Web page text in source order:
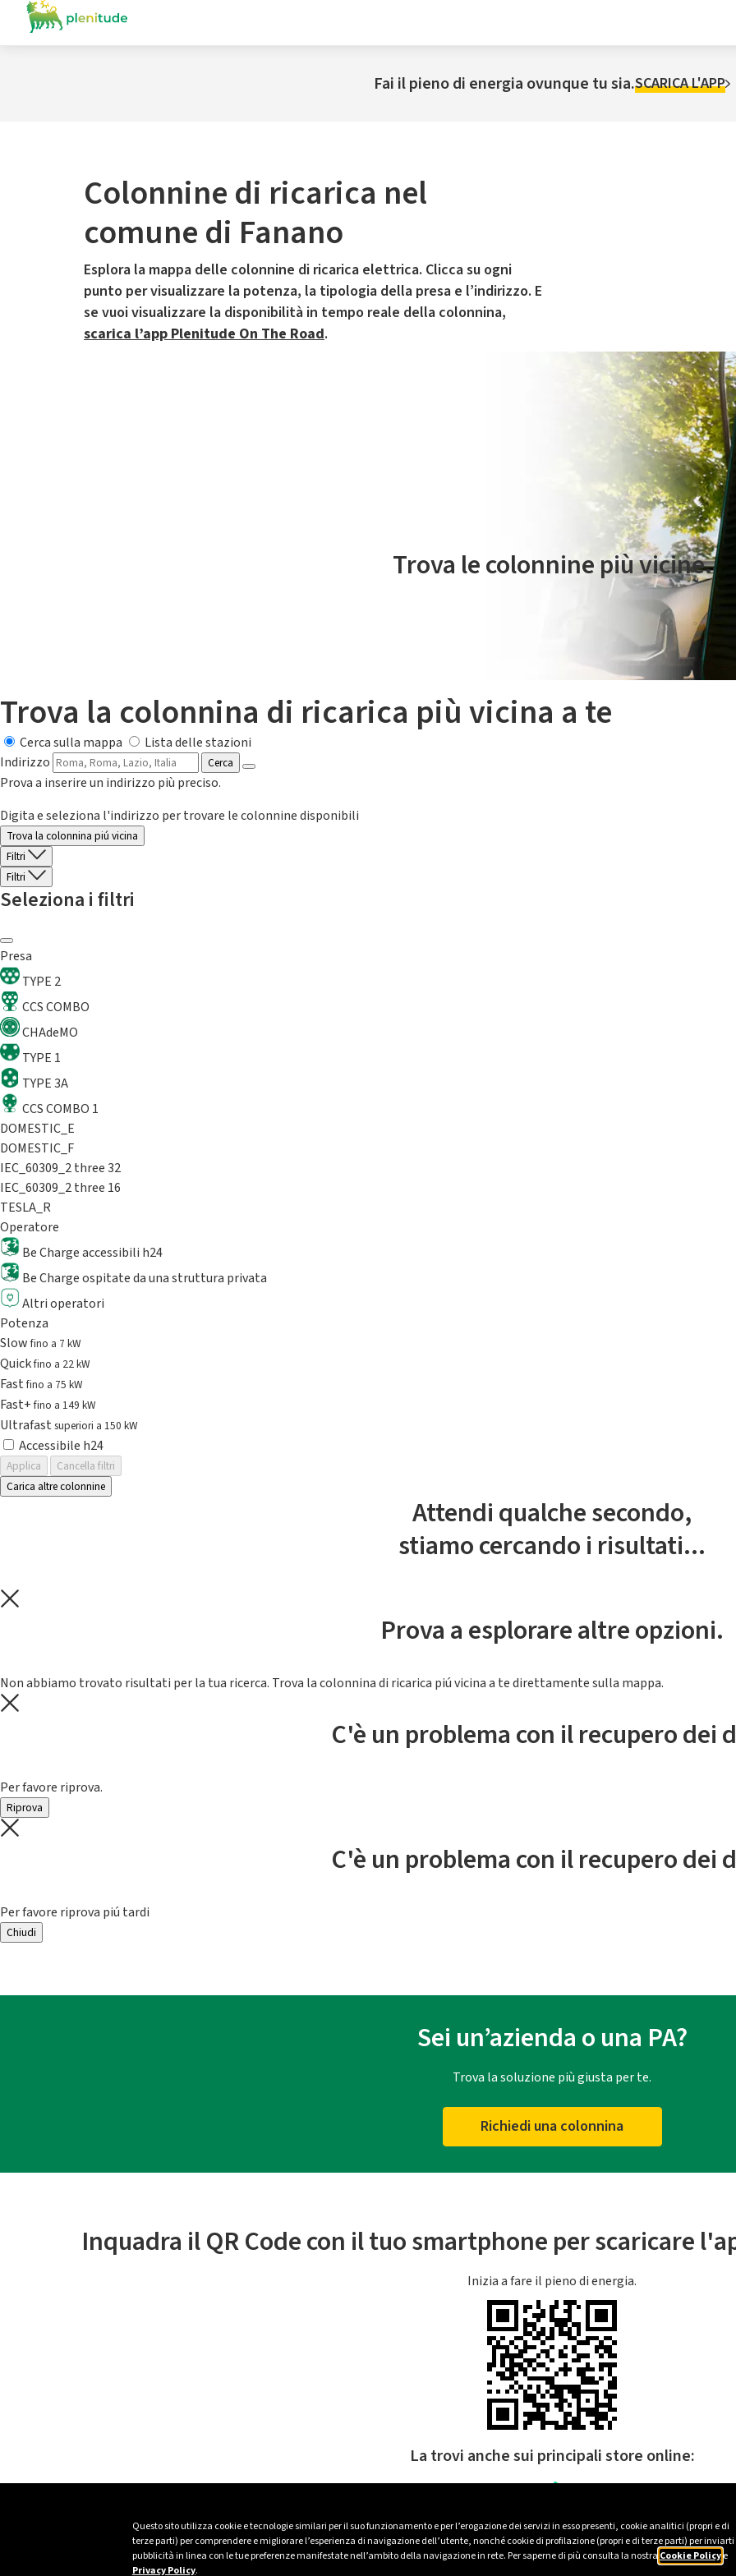
Questo sito utilizza cookie e tecnologie similari per il suo funzionamento e per l’erogazione dei servizi in esso presenti, cookie analitici (propri e di
terze parti) per comprendere e migliorare l’esperienza di navigazione dell’utente, nonché cookie di profilazione (propri e di terze parti) per inviarti
pubblicità in linea con le tue preferenze manifestate nell’ambito della navigazione in rete. Per saperne di più consulta la nostra Cookie Policye
Privacy Policy.
Fai il pieno di energia ovunque tu sia.SCARICA L'APP
Colonnine di ricarica nel
comune di Fanano
Esplora la mappa delle colonnine di ricarica elettrica. Clicca su ogni
punto per visualizzare la potenza, la tipologia della presa e l’indirizzo. E
se vuoi visualizzare la disponibilità in tempo reale della colonnina,
scarica l’app Plenitude On The Road.
Il servizio di mobilità elettrica è gestito da Plenitude On The Road
Trova le colonnine più vicine.
Trova la colonnina di ricarica più vicina a te
Cerca sulla mappa
Lista delle stazioni
Indirizzo
Cerca
Prova a inserire un indirizzo più preciso.
Digita e seleziona l'indirizzo per trovare le colonnine disponibili
Trova la colonnina piú vicina
Filtri
Filtri
Seleziona i filtri
Presa
TYPE 2
CCS COMBO
CHAdeMO
TYPE 1
TYPE 3A
CCS COMBO 1
DOMESTIC_E
DOMESTIC_F
IEC_60309_2 three 32
IEC_60309_2 three 16
TESLA_R
Operatore
Be Charge accessibili h24
Be Charge ospitate da una struttura privata
Altri operatori
Potenza
Slowfino a 7 kW
Quickfino a 22 kW
Fastfino a 75 kW
Fast+fino a 149 kW
Ultrafast superiori a 150 kW
Accessibile h24
Applica
Cancella filtri
Carica altre colonnine
Attendi qualche secondo,
stiamo cercando i risultati...
Prova a esplorare altre opzioni.
Non abbiamo trovato risultati per la tua ricerca. Trova la colonnina di ricarica piú vicina a te direttamente sulla mappa.
C'è un problema con il recupero dei
Per favore riprova.
Riprova
C'è un problema con il recupero dei
Per favore riprova piú tardi
Chiudi
Sei un’azienda o una PA?
Trova la soluzione più giusta per te.
Richiedi una colonnina
Inquadra il QR Code con il tuo smartphone per scaricare
Inizia a fare il pieno di energia.
La trovi anche sui principali store online: